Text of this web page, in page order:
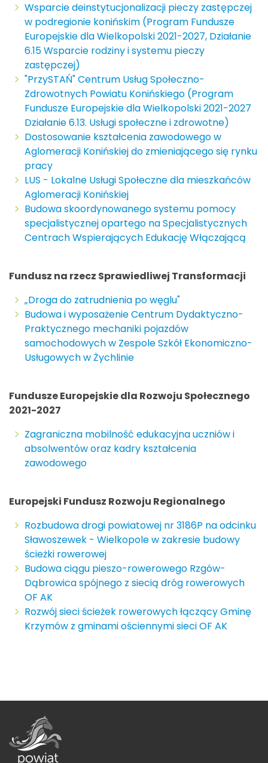
Wsparcie deinstytucjonalizacji pieczy zastępczej
w podregionie konińskim (Program Fundusze
Europejskie dla Wielkopolski 2021-2027, Działanie
6.15 Wsparcie rodziny i systemu pieczy
zastępczej)
"PrzySTAŃ" Centrum Usług Społeczno-
Zdrowotnych Powiatu Konińskiego (Program
Fundusze Europejskie dla Wielkopolski 2021-2027
Działanie 6.13. Usługi społeczne i zdrowotne)
Dostosowanie kształcenia zawodowego w
Aglomeracji Konińskiej do zmieniającego się rynku
pracy
LUS - Lokalne Usługi Społeczne dla mieszkańców
Aglomeracji Konińskiej
Budowa skoordynowanego systemu pomocy
specjalistycznej opartego na Specjalistycznych
Centrach Wspierających Edukację Włączającą
Fundusz na rzecz Sprawiedliwej Transformacji
„Droga do zatrudnienia po węglu"
Budowa i wyposażenie Centrum Dydaktyczno-
Praktycznego mechaniki pojazdów
samochodowych w Zespole Szkół Ekonomiczno-
Usługowych w Żychlinie
Fundusze Europejskie dla Rozwoju Społecznego
2021-2027
Zagraniczna mobilność edukacyjna uczniów i
absolwentów oraz kadry kształcenia
zawodowego
Europejski Fundusz Rozwoju Regionalnego
Rozbudowa drogi powiatowej nr 3186P na odcinku
Sławoszewek - Wielkopole w zakresie budowy
ścieżki rowerowej
Budowa ciągu pieszo-rowerowego Rzgów-
Dąbrowica spójnego z siecią dróg rowerowych
OF AK
Rozwój sieci ścieżek rowerowych łączący Gminę
Krzymów z gminami ościennymi sieci OF AK